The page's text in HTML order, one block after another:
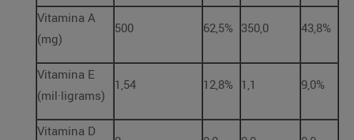
Vitamina A
(mg)
500 62,5% 350,0 43,8%
Vitamina E
(mil·ligrams)
1,54 12,8% 1,1 9,0%
Vitamina D